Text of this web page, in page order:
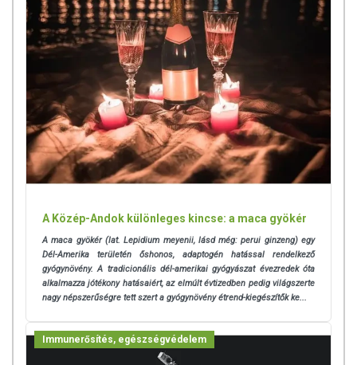
A Közép-Andok különleges kincse: a maca gyökér
A maca gyökér (lat. Lepidium meyenii, lásd még: perui ginzeng) egy
Dél-Amerika területén őshonos, adaptogén hatással rendelkező
gyógynövény. A tradicionális dél-amerikai gyógyászat évezredek óta
alkalmazza jótékony hatásaiért, az elmúlt évtizedben pedig világszerte
nagy népszerűségre tett szert a gyógynövény étrend-kiegészítők ke...
Immunerősítés, egészségvédelem